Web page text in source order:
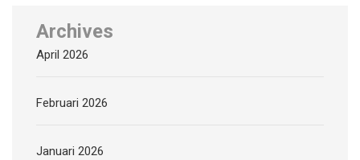
Archives
April 2026
Februari 2026
Januari 2026